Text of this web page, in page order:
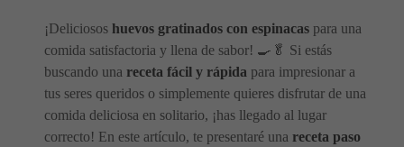
¡Deliciosos huevos gratinados con espinacas para una
comida satisfactoria y llena de sabor! 🍳🥬 Si estás
buscando una receta fácil y rápida para impresionar a
tus seres queridos o simplemente quieres disfrutar de una
comida deliciosa en solitario, ¡has llegado al lugar
correcto! En este artículo, te presentaré una receta paso